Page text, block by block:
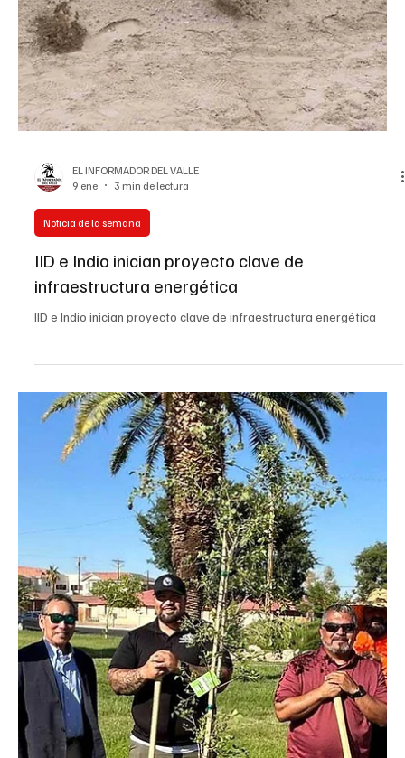
EL INFORMADOR DEL VALLE
9 ene
3 min de lectura
Noticia de la semana
IID e Indio inician proyecto clave de
infraestructura energética
IID e Indio inician proyecto clave de infraestructura energética